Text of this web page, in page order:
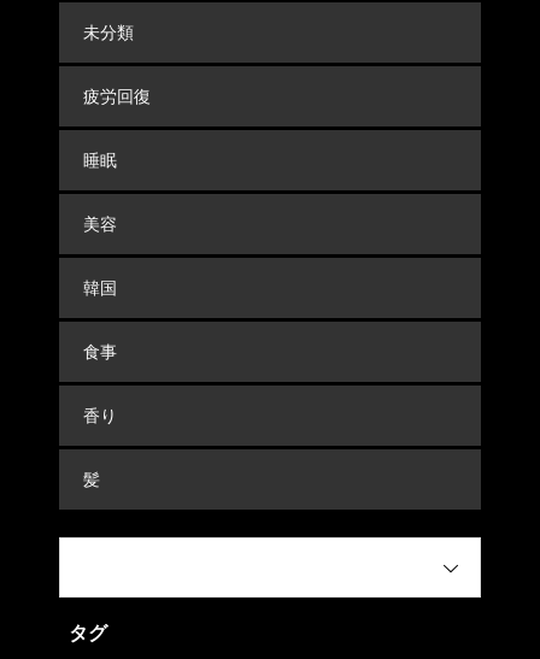
未分類
疲労回復
睡眠
美容
韓国
食事
香り
髪
タグ